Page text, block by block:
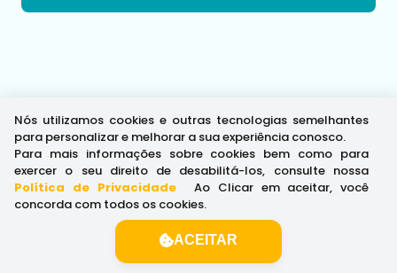
Nós utilizamos cookies e outras tecnologias semelhantes
para personalizar e melhorar a sua experiência conosco.
Para mais informações sobre cookies bem como para
exercer o seu direito de desabilitá-los, consulte nossa
Política de Privacidade.
Ao Clicar em aceitar, você
concorda com todos os cookies.
ACEITAR